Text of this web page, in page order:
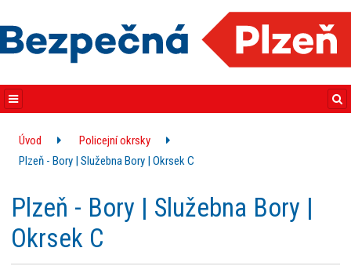
Úvod
Policejní okrsky
Plzeň - Bory | Služebna Bory | Okrsek C
Plzeň - Bory | Služebna Bory |
Okrsek C